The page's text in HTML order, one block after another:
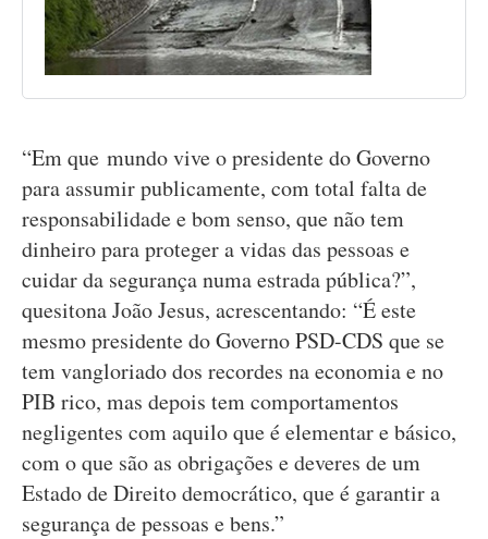
“Em que mundo vive o presidente do Governo
para assumir publicamente, com total falta de
responsabilidade e bom senso, que não tem
dinheiro para proteger a vidas das pessoas e
cuidar da segurança numa estrada pública?”,
quesitona João Jesus, acrescentando: “É este
mesmo presidente do Governo PSD-CDS que se
tem vangloriado dos recordes na economia e no
PIB rico, mas depois tem comportamentos
negligentes com aquilo que é elementar e básico,
com o que são as obrigações e deveres de um
Estado de Direito democrático, que é garantir a
segurança de pessoas e bens.”